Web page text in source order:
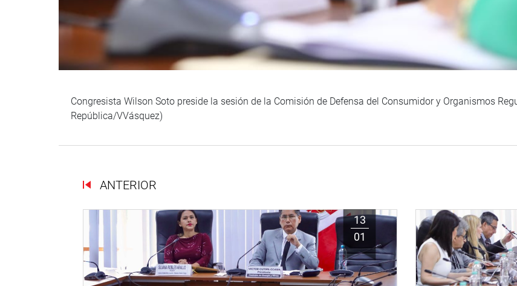
Congresista Wilson Soto preside la sesión de la Comisión de Defensa del Consumidor y Organismos
República/VVásquez)
ANTERIOR
13
01